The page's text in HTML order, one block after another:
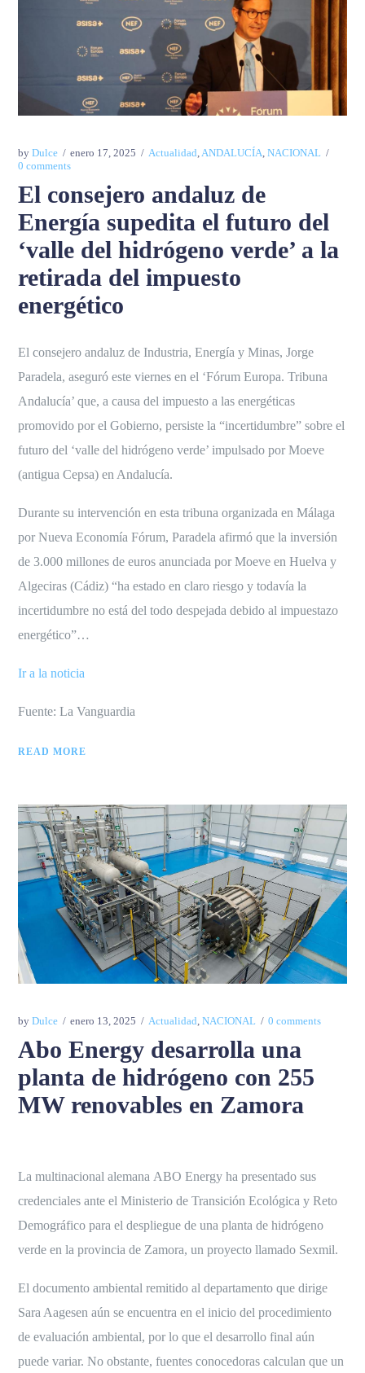
byDulce enero 17, 2025 Actualidad ANDALUCÍA ,NACIONAL
0 comments
El consejero andaluz de
Energía supedita el futuro del
‘valle del hidrógeno verde’ a la
retirada del impuesto
energético
El consejero andaluz de Industria, Energía y Minas, Jorge
Paradela, aseguró este viernes en el ‘Fórum Europa. Tribuna
Andalucía’ que, a causa del impuesto a las energéticas
promovido por el Gobierno, persiste la “incertidumbre” sobre el
futuro del ‘valle del hidrógeno verde’ impulsado por Moeve
(antigua Cepsa) en Andalucía.
Durante su intervención en esta tribuna organizada en Málaga
por Nueva Economía Fórum, Paradela afirmó que la inversión
de 3.000 millones de euros anunciada por Moeve en Huelva y
Algeciras (Cádiz) “ha estado en claro riesgo y todavía la
incertidumbre no está del todo despejada debido al impuestazo
energético”…
Ir a la noticia
Fuente: La Vanguardia
READ MORE
byDulce enero 13, 2025 Actualidad ,NACIONAL 0 comments
Abo Energy desarrolla una
planta de hidrógeno con 255
MW renovables en Zamora
La multinacional alemana ABO Energy ha presentado sus
credenciales ante el Ministerio de Transición Ecológica y Reto
Demográfico para el despliegue de una planta de hidrógeno
verde en la provincia de Zamora, un proyecto llamado Sexmil.
El documento ambiental remitido al departamento que dirige
Sara Aagesen aún se encuentra en el inicio del procedimiento
de evaluación ambiental, por lo que el desarrollo final aún
puede variar. No obstante, fuentes conocedoras calculan que un